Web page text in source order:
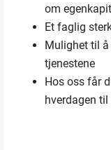
om
Et faglig
Mulighet til å
tjenestene
Hos oss får
hverdagen